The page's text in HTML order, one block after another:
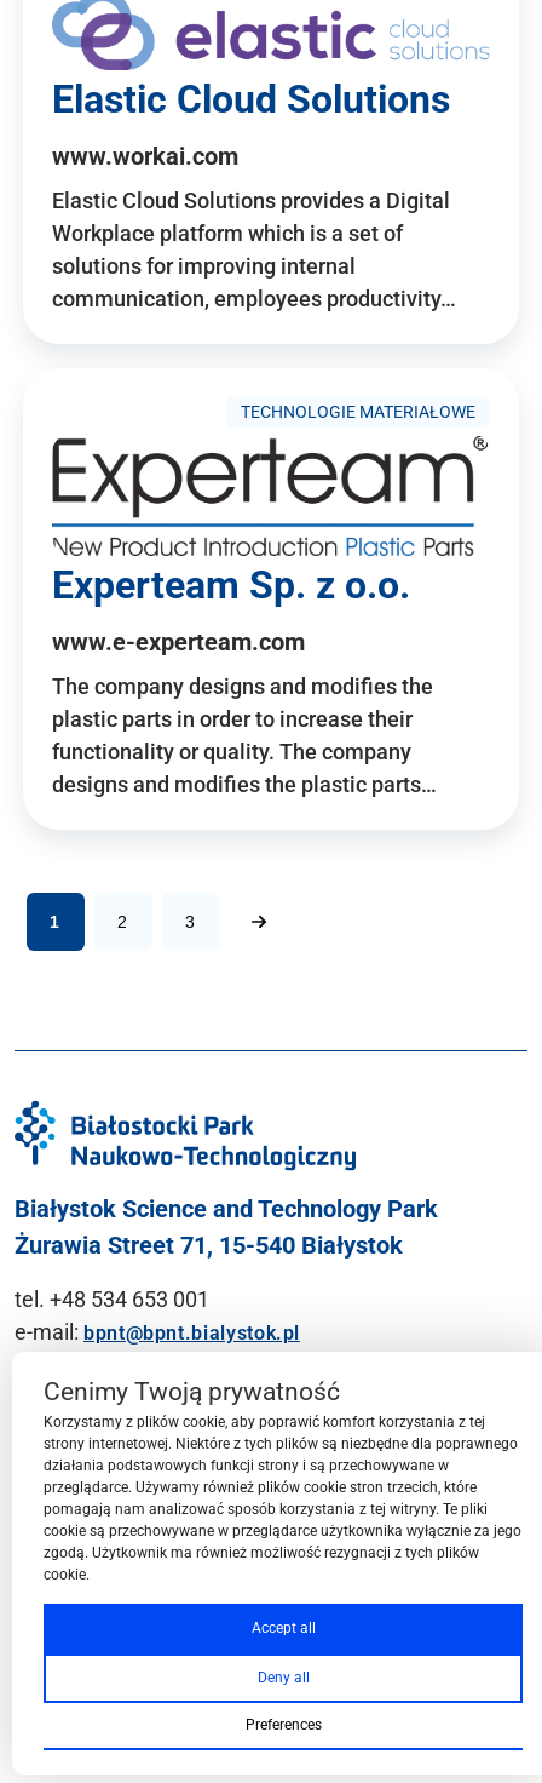
Elastic Cloud Solutions
www.workai.com
Elastic Cloud Solutions provides a Digital
Workplace platform which is a set of
solutions for improving internal
communication, employees productivity…
TECHNOLOGIE MATERIAŁOWE
Experteam Sp. z o.o.
www.e-experteam.com
The company designs and modifies the
plastic parts in order to increase their
functionality or quality. The company
designs and modifies the plastic parts…
1 2 3
Białystok Science and Technology Park
Żurawia Street 71, 15-540 Białystok
tel. +48 534 653 001
e-mail: bpnt@bpnt.bialystok.pl
Contact
BPN-T Area
BPN-T Offer
Cenimy Twoją prywatność
Korzystamy z plików cookie, aby poprawić komfort korzystania z tej
strony internetowej. Niektóre z tych plików są niezbędne dla poprawnego
działania podstawowych funkcji strony i są przechowywane w
przeglądarce. Używamy również plików cookie stron trzecich, które
pomagają nam analizować sposób korzystania z tej witryny. Te pliki
cookie są przechowywane w przeglądarce użytkownika wyłącznie za jego
zgodą. Użytkownik ma również możliwość rezygnacji z tych plików
cookie.
Accept all
Deny all
Preferences